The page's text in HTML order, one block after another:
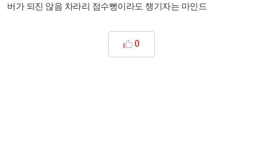
버가 되진 않음 차라리 점수뻥이라도 챙기자는 마인드
0